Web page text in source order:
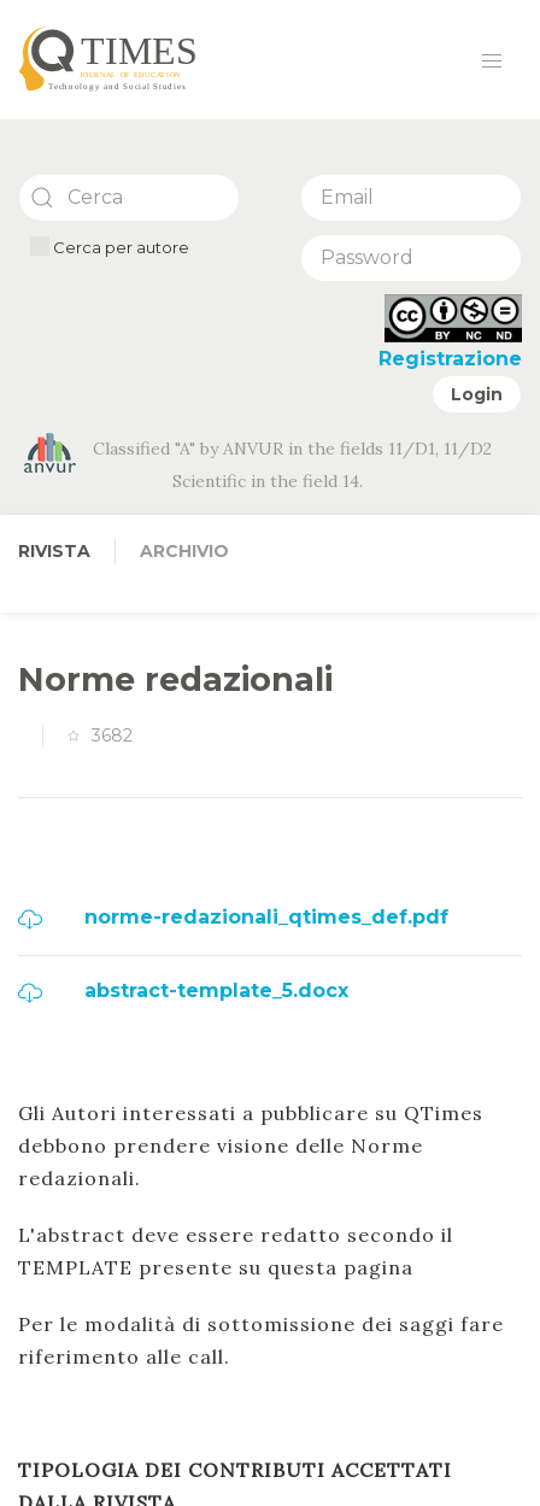
Cerca per autore
Registrazione
Login
Classified "A" by ANVUR in the fields 11/D1, 11/D2
Scientific in the field 14.
RIVISTA ARCHIVIO
Norme redazionali
3682
norme-redazionali_qtimes_def.pdf
abstract-template_5.docx
Gli Autori interessati a pubblicare su QTimes
debbono prendere visione delle Norme
redazionali.
L'abstract deve essere redatto secondo il
TEMPLATE presente su questa pagina
Per le modalità di sottomissione dei saggi fare
riferimento alle call.
TIPOLOGIA DEI CONTRIBUTI ACCETTATI